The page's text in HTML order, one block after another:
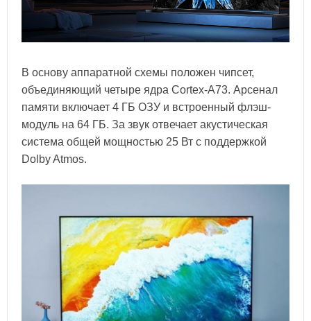
В основу аппаратной схемы положен чипсет,
объединяющий четыре ядра Cortex-A73. Арсенал
памяти включает 4 ГБ ОЗУ и встроенный флэш-
модуль на 64 ГБ. За звук отвечает акустическая
система общей мощностью 25 Вт с поддержкой
Dolby Atmos.